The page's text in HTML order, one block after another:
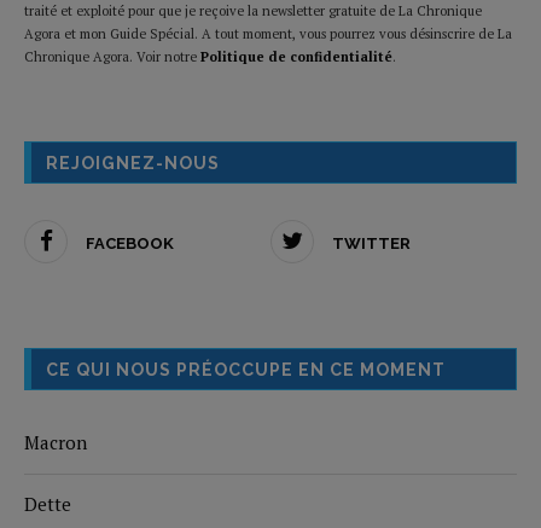
traité et exploité pour que je reçoive la newsletter gratuite de La Chronique
Agora et mon Guide Spécial. A tout moment, vous pourrez vous désinscrire de La
Chronique Agora. Voir notre Politique de confidentialité.
REJOIGNEZ-NOUS
FACEBOOK TWITTER
CE QUI NOUS PRÉOCCUPE EN CE MOMENT
Macron
Dette